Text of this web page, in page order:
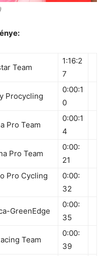
Team
1:16:2
7
Procycling
0:00:1
0
Pro Team
0:00:1
4
Pro Team
0:00:
21
Pro Cycling
0:00:
32
GreenEdge
0:00:
35
Team
0:00:
39